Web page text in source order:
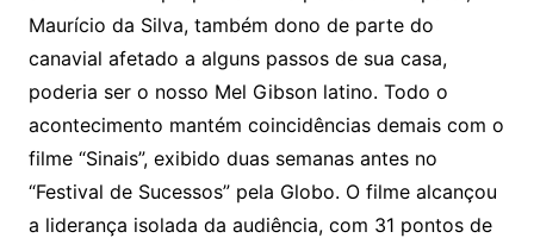
Maurício da Silva, também dono de parte do
canavial afetado a alguns passos de sua casa,
poderia ser o nosso Mel Gibson latino. Todo o
acontecimento mantém coincidências demais com o
filme “Sinais”, exibido duas semanas antes no
“Festival de Sucessos” pela Globo. O filme alcançou
a liderança isolada da audiência, com 31 pontos de